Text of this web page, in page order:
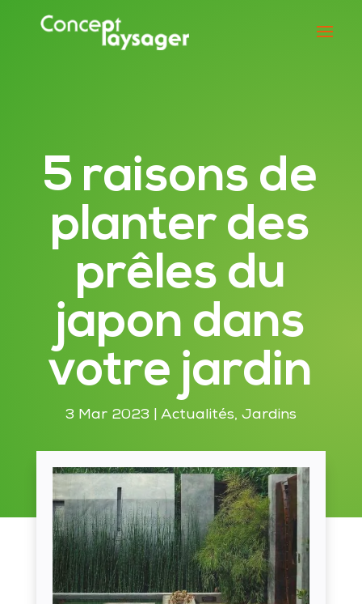
5 raisons de
planter des
prêles du
japon dans
votre jardin
3 Mar 2023 Actualités, Jardins